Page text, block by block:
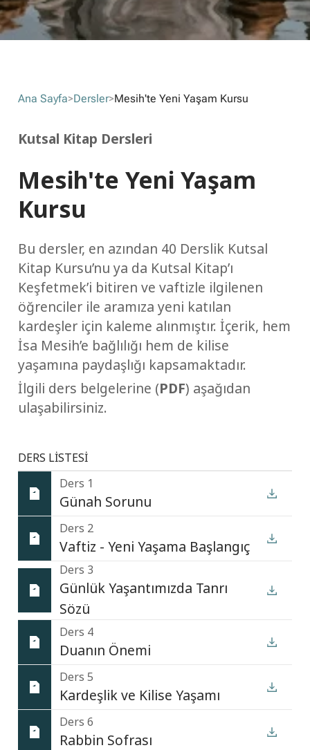
Ana Sayfa>Dersler>Mesih'te Yeni Yaşam Kursu
Kutsal Kitap Dersleri
Mesih'te Yeni Yaşam
Kursu
Bu dersler, en azından 40 Derslik Kutsal
Kitap Kursu’nu ya da Kutsal Kitap’ı
Keşfetmek’i bitiren ve vaftizle ilgilenen
öğrenciler ile aramıza yeni katılan
kardeşler için kaleme alınmıştır. İçerik, hem
İsa Mesih’e bağlılığı hem de kilise
yaşamına paydaşlığı kapsamaktadır.
İlgili ders belgelerine (PDF) aşağıdan
ulaşabilirsiniz.
DERS LİSTESİ
Ders 1
Günah Sorunu
Ders 2
Vaftiz - Yeni Yaşama Başlangıç
Ders 3
Günlük Yaşantımızda Tanrı
Sözü
Ders 4
Duanın Önemi
Ders 5
Kardeşlik ve Kilise Yaşamı
Ders 6
Rabbin Sofrası